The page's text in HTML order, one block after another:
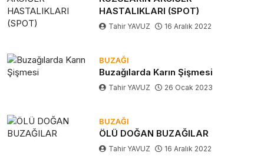
HASTALIKLARI (SPOT)
Tahir YAVUZ 16 Aralık 2022
BUZAĞI
Buzağılarda Karın Şişmesi
Tahir YAVUZ 26 Ocak 2023
BUZAĞI
ÖLÜ DOĞAN BUZAĞILAR
Tahir YAVUZ 16 Aralık 2022